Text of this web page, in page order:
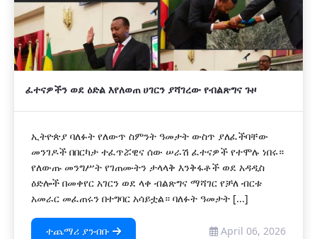
ፈተናዎችን ወደ ዕድል እየለወጠ ሀገርን ያሻገረው የብልጽግና ጉዞ
ኢትዮጵያ ባለፉት የለውጥ ስምንት ዓመታት ውስጥ ያለፈችባቸው
መንገዶች በበርካታ ተፈጥሯዊና ሰው ሠራሽ ፈተናዎች የተሞሉ ነበሩ።
የለውጡ መንግሥት የገጠሙትን ታላላቅ እንቅፋቶች ወደ አዳዲስ
ዕድሎች በመቀየር አገርን ወደ ላቀ ብልጽግና ማሻገር የቻለ ብርቱ
አመራር መፈጠሩን በተግባር አሳይቷል። ባለፉት ዓመታት [...]
ተጨማሪ ያንብቡ April 06, 2026